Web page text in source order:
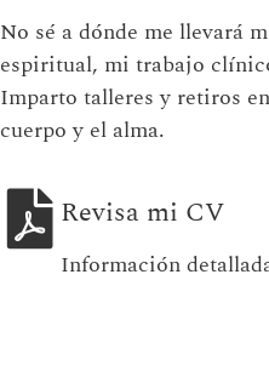
No sé a dónde me llevará
espiritual, mi trabajo
Imparto talleres y retiros
cuerpo y el alma.
Revisa mi CV
Información